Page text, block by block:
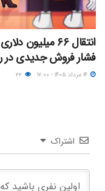
انتقال ۶۶
فشار فروش جدیدی در
اشتراک